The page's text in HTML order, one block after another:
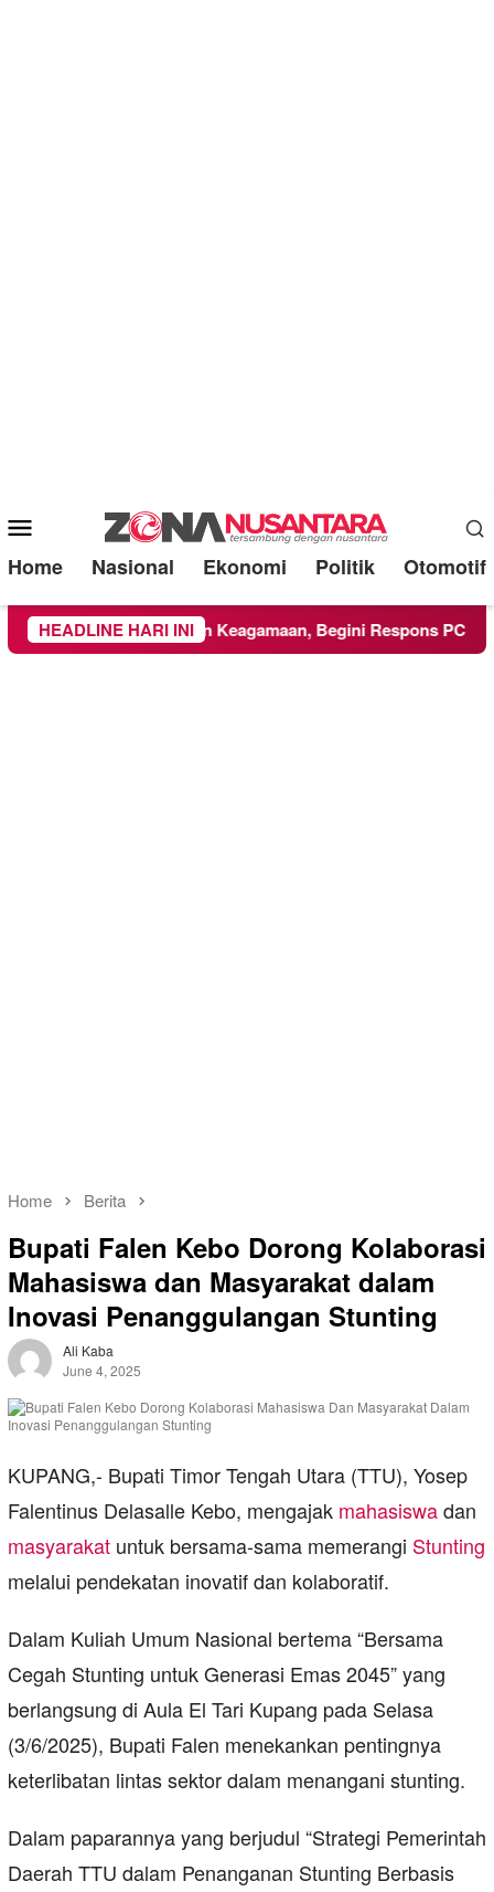
Mobile
Menu
Home Nasional Ekonomi Politik Otomotif
HEADLINE HARI INI
Ikuti Kegiatan Keagamaan, Begini Respons PCNU dan
Home Berita
Bupati Falen Kebo Dorong Kolaborasi
Mahasiswa dan Masyarakat dalam
Inovasi Penanggulangan Stunting
Ali Kaba
June 4, 2025
KUPANG,- Bupati Timor Tengah Utara (TTU), Yosep
Falentinus Delasalle Kebo, mengajak mahasiswadan
masyarakat untuk bersama-sama memerangi Stunting
melalui pendekatan inovatif dan kolaboratif.
Dalam Kuliah Umum Nasional bertema “Bersama
Cegah Stunting untuk Generasi Emas 2045” yang
berlangsung di Aula El Tari Kupang pada Selasa
(3/6/2025), Bupati Falen menekankan pentingnya
keterlibatan lintas sektor dalam menangani stunting.
Dalam paparannya yang berjudul “Strategi Pemerintah
Daerah TTU dalam Penanganan Stunting Berbasis